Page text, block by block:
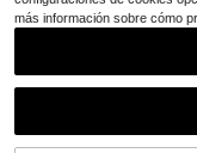
más información sobre cómo